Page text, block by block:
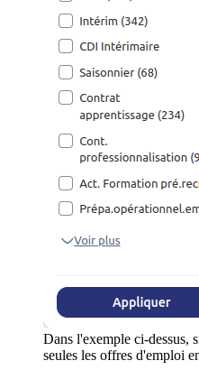
Dans l'exemple ci-dessus,
seules les offres d'emploi